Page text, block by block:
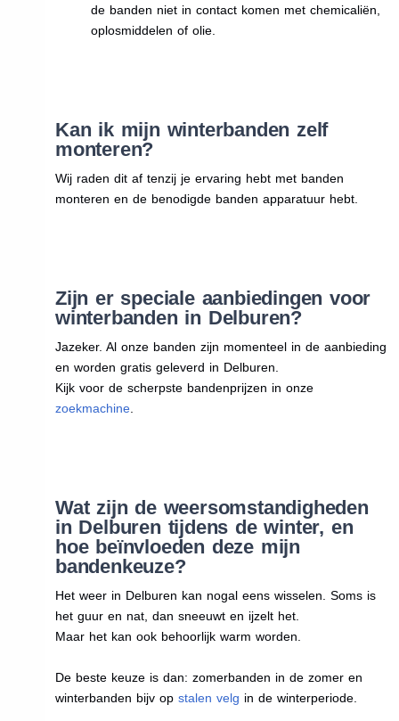
de banden niet in contact komen met chemicaliën,
oplosmiddelen of olie.
Kan ik mijn winterbanden zelf
monteren?
Wij raden dit af tenzij je ervaring hebt met banden
monteren en de benodigde banden apparatuur hebt.
Zijn er speciale aanbiedingen voor
winterbanden in Delburen?
Jazeker. Al onze banden zijn momenteel in de aanbieding
en worden gratis geleverd in Delburen.
Kijk voor de scherpste bandenprijzen in onze
zoekmachine.
Wat zijn de weersomstandigheden
in Delburen tijdens de winter, en
hoe beïnvloeden deze mijn
bandenkeuze?
Het weer in Delburen kan nogal eens wisselen. Soms is
het guur en nat, dan sneeuwt en ijzelt het.
Maar het kan ook behoorlijk warm worden.
De beste keuze is dan: zomerbanden in de zomer en
winterbanden bijv op stalen velg in de winterperiode.